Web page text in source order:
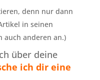
denn nur dann
in seinen
auch anderen an.)
über deine
ich dir eine